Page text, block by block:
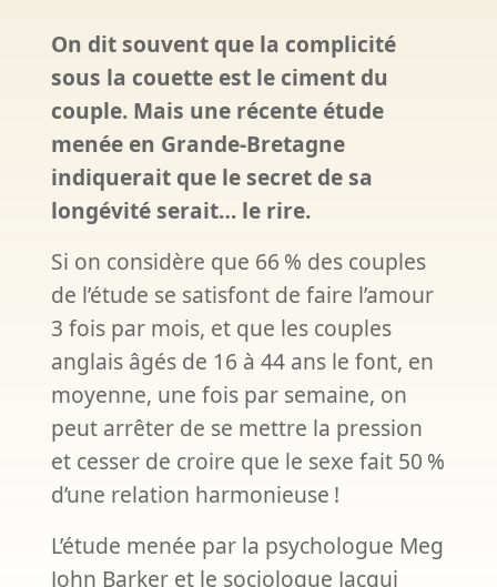
On dit souvent que la complicité
sous la couette est le ciment du
couple. Mais une récente étude
menée en Grande-Bretagne
indiquerait que le secret de sa
longévité serait… le rire.
Si on considère que 66 % des couples
de l’étude se satisfont de faire l’amour
3 fois par mois, et que les couples
anglais âgés de 16 à 44 ans le font, en
moyenne, une fois par semaine, on
peut arrêter de se mettre la pression
et cesser de croire que le sexe fait 50 %
d’une relation harmonieuse !
L’étude menée par la psychologue Meg
John Barker et le sociologue Jacqui